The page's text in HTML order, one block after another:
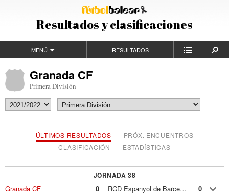
Resultados y clasificaciones
MENÚ RESULTADOS
Granada CF
Primera División
ÚLTIMOS RESULTADOS
PRÓX. ENCUENTROS
CLASIFICACIÓN
ESTADÍSTICAS
JORNADA 38
Granada CF 0 RCD Espanyol de Barcelona 0